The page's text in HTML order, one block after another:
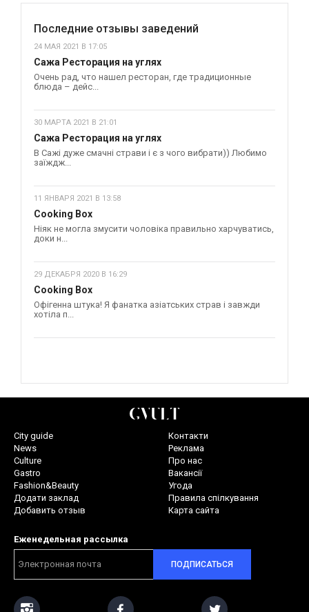
Последние отзывы заведений
24 МАЯ 2021 В 17:05
Сажа Ресторация на углях
Очень рад, что нашел ресторан, где традиционные
блюда – дейс...
30 МАРТА 2021 В 21:01
Сажа Ресторация на углях
В Сажі дуже смачні страви і є з чого вибрати)) Любимо
заїждж...
11 ЯНВАРЯ 2021 В 13:58
Cooking Box
Ніяк не могла змусити чоловіка правильно харчуватись,
доки н...
29 ДЕКАБРЯ 2020 В 16:29
Cooking Box
Офігенна штука! Я фанатка азіатських страв і завжди
хотіла п...
City guide
News
Culture
Gastro
Fashion&Beauty
Додати заклад
Добавить отзыв
Контакти
Реклама
Про нас
Вакансії
Угода
Правила спілкування
Карта сайта
Еженедельная рассылка
ПОДПИСАТЬСЯ